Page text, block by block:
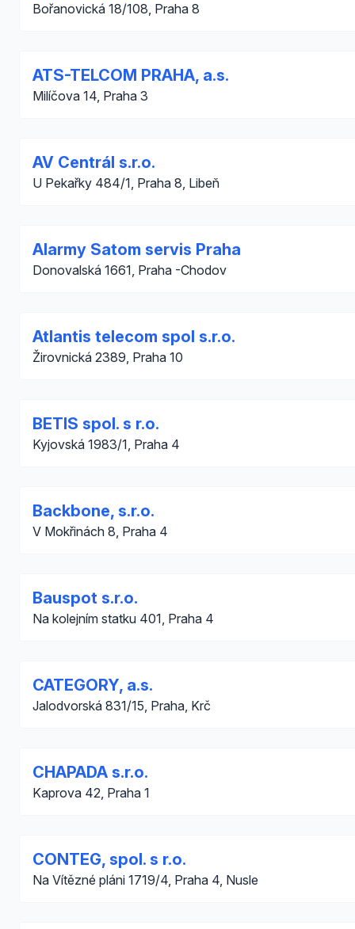
Bořanovická 18/108, Praha 8
ATS-TELCOM PRAHA, a.s.
Milíčova 14, Praha 3
AV Centrál s.r.o.
U Pekařky 484/1, Praha 8, Libeň
Alarmy Satom servis Praha
Donovalská 1661, Praha -Chodov
Atlantis telecom spol s.r.o.
Žirovnická 2389, Praha 10
BETIS spol. s r.o.
Kyjovská 1983/1, Praha 4
Backbone, s.r.o.
V Mokřinách 8, Praha 4
Bauspot s.r.o.
Na kolejním statku 401, Praha 4
CATEGORY, a.s.
Jalodvorská 831/15, Praha, Krč
CHAPADA s.r.o.
Kaprova 42, Praha 1
CONTEG, spol. s r.o.
Na Vítězné pláni 1719/4, Praha 4, Nusle